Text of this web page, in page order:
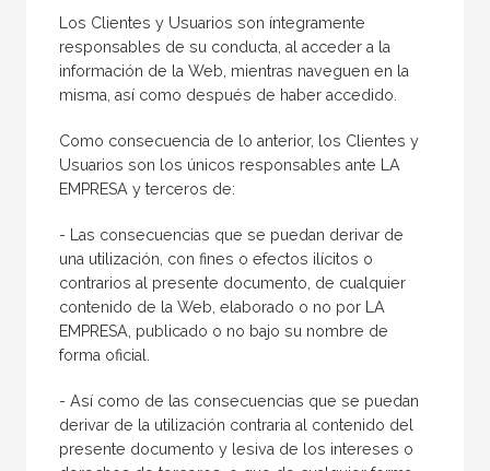
Los Clientes y Usuarios son íntegramente
responsables de su conducta, al acceder a la
información de la Web, mientras naveguen en la
misma, así como después de haber accedido.
Como consecuencia de lo anterior, los Clientes y
Usuarios son los únicos responsables ante LA
EMPRESA y terceros de:
- Las consecuencias que se puedan derivar de
una utilización, con fines o efectos ilícitos o
contrarios al presente documento, de cualquier
contenido de la Web, elaborado o no por LA
EMPRESA, publicado o no bajo su nombre de
forma oficial.
- Así como de las consecuencias que se puedan
derivar de la utilización contraria al contenido del
presente documento y lesiva de los intereses o